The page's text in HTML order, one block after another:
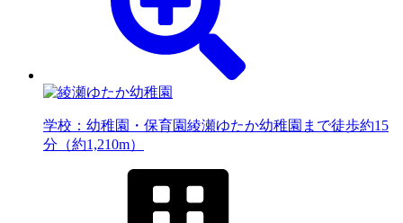
学校：幼稚園・保育園綾瀬ゆたか幼稚園まで徒歩約15
分（約1,210m）